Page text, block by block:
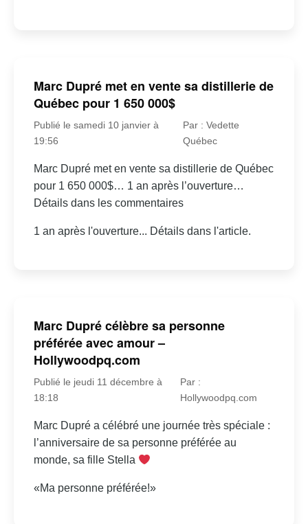
Marc Dupré met en vente sa distillerie de
Québec pour 1 650 000$
Publié le samedi 10 janvier à
19:56
Par : Vedette
Québec
Marc Dupré met en vente sa distillerie de Québec
pour 1 650 000$… 1 an après l’ouverture…
Détails dans les commentaires
1 an après l'ouverture... Détails dans l'article.
Marc Dupré célèbre sa personne
préférée avec amour –
Hollywoodpq.com
Publié le jeudi 11 décembre à
18:18
Par :
Hollywoodpq.com
Marc Dupré a célébré une journée très spéciale :
l’anniversaire de sa personne préférée au
monde, sa fille Stella
«Ma personne préférée!»